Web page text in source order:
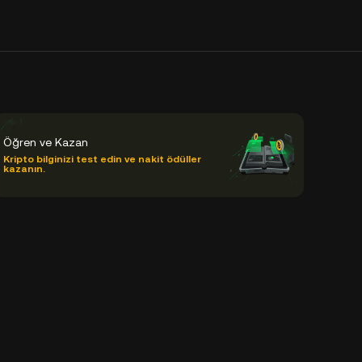
Öğren ve Kazan
Kripto bilginizi test edin ve nakit ödüller
kazanın.